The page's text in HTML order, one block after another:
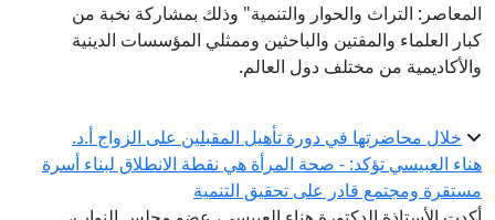
المعاصر: التراث والحوار والتنمية" وذلك بمشاركة نخبة من
كبار العلماء والمفتين والباحثين وممثلي المؤسسات الدينية
والأكاديمية من مختلف دول العالم.
خلال محاضرتها في دورة تأهيل المقبلين على الزواج أ.د.
هناء العبيسي تؤكد: - صحة المرأة هي نقطة الانطلاق لبناء أسرة
مستقرة ومجتمع قادر على تحقيق التنمية